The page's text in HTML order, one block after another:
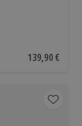
Bewertungen
Aktueller Preis
139,90 €